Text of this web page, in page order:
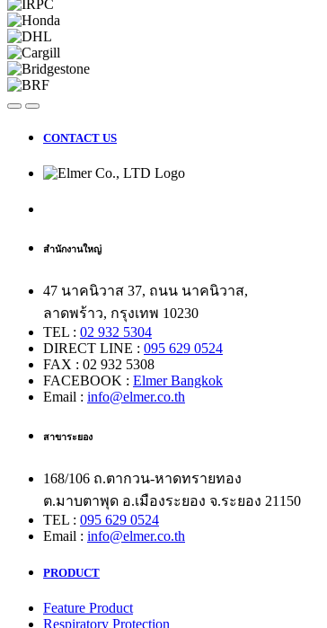
CONTACT US
สำนักงานใหญ่
47 นาคนิวาส 37, ถนน นาคนิวาส,
ลาดพร้าว, กรุงเทพ 10230
TEL : 02 932 5304
DIRECT LINE : 095 629 0524
FAX : 02 932 5308
FACEBOOK : Elmer Bangkok
Email : info@elmer.co.th
สาขาระยอง
168/106 ถ.ตากวน-หาดทรายทอง
ต.มาบตาพุด อ.เมืองระยอง จ.ระยอง 21150
TEL : 095 629 0524
Email : info@elmer.co.th
PRODUCT
Feature Product
Respiratory Protection